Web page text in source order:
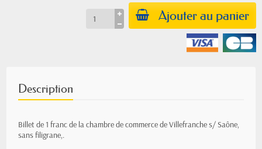
Ajouter au panier
Description
Billet de 1 franc de la chambre de commerce de Villefranche s/ Saône,
sans filigrane,.